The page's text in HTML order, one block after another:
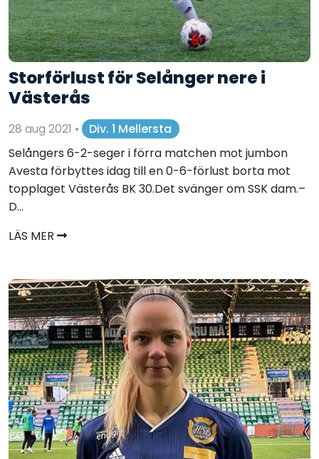
Storförlust för Selånger nere i
Västerås
28 aug 2021 •
Div. 1 Mellersta
Selångers 6-2-seger i förra matchen mot jumbon
Avesta förbyttes idag till en 0-6-förlust borta mot
topplaget Västerås BK 30.Det svänger om SSK dam.–
D...
LÄS MER